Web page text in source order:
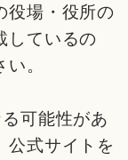
役場・役所の
しているの
。
可能性があ
公式サイトを